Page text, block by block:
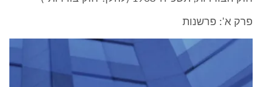
פרק א': פרשנות